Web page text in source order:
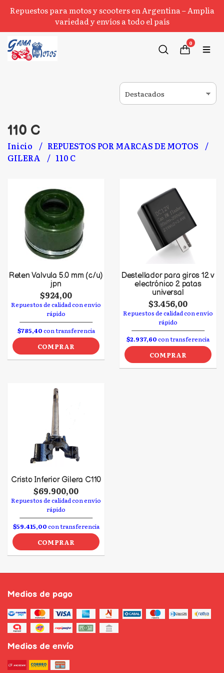
Repuestos para motos y scooters en Argentina – Amplia
variedad y envíos a todo el país
0
110 C
Inicio
REPUESTOS POR MARCAS DE MOTOS
GILERA
110 C
Reten Valvula 5.0 mm (c/u)
jpn
$924,00
Repuestos de calidad con envío
rápido
$785,40con transferencia
COMPRAR
Destellador para giros 12 v
electrónico 2 patas
universal
$3.456,00
Repuestos de calidad con envío
rápido
$2.937,60con transferencia
COMPRAR
Cristo Inferior Gilera C110
$69.900,00
Repuestos de calidad con envío
rápido
$59.415,00con transferencia
COMPRAR
Medios de pago
Medios de envío